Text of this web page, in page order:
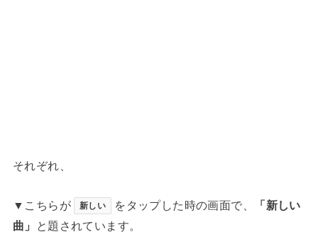
それぞれ、
▼こちらが 新しい をタップした時の画面で、
「新しい
曲」
と題されています。